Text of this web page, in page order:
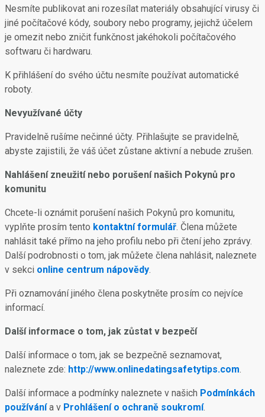
Nesmíte publikovat ani rozesílat materiály obsahující virusy či
jiné počítačové kódy, soubory nebo programy, jejichž účelem
je omezit nebo zničit funkčnost jakéhokoli počítačového
softwaru či hardwaru.
K přihlášení do svého účtu nesmíte používat automatické
roboty.
Nevyužívané účty
Pravidelně rušíme nečinné účty. Přihlašujte se pravidelně,
abyste zajistili, že váš účet zůstane aktivní a nebude zrušen.
Nahlášení zneužití nebo porušení našich Pokynů pro
komunitu
Chcete-li oznámit porušení našich Pokynů pro komunitu,
vyplňte prosím tento kontaktní formulář. Člena můžete
nahlásit také přímo na jeho profilu nebo při čtení jeho zprávy.
Další podrobnosti o tom, jak můžete člena nahlásit, naleznete
v sekci online centrum nápovědy.
Při oznamování jiného člena poskytněte prosím co nejvíce
informací.
Další informace o tom, jak zůstat v bezpečí
Další informace o tom, jak se bezpečně seznamovat,
naleznete zde: http://www.onlinedatingsafetytips.com.
Další informace a podmínky naleznete v našich Podmínkách
používánía v Prohlášení o ochraně soukromí.